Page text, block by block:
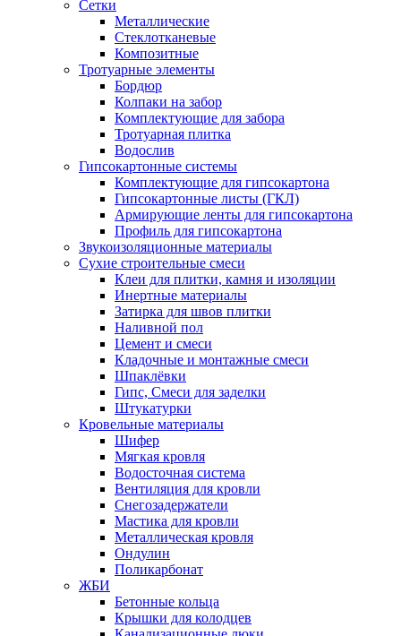
Сетки
Металлические
Стеклотканевые
Композитные
Тротуарные элементы
Бордюр
Колпаки на забор
Комплектующие для забора
Тротуарная плитка
Водослив
Гипсокартонные системы
Комплектующие для гипсокартона
Гипсокартонные листы (ГКЛ)
Армирующие ленты для гипсокартона
Профиль для гипсокартона
Звукоизоляционные материалы
Сухие строительные смеси
Клеи для плитки, камня и изоляции
Инертные материалы
Затирка для швов плитки
Наливной пол
Цемент и смеси
Кладочные и монтажные смеси
Шпаклёвки
Гипс, Смеси для заделки
Штукатурки
Кровельные материалы
Шифер
Мягкая кровля
Водосточная система
Вентиляция для кровли
Снегозадержатели
Мастика для кровли
Металлическая кровля
Ондулин
Поликарбонат
ЖБИ
Бетонные кольца
Крышки для колодцев